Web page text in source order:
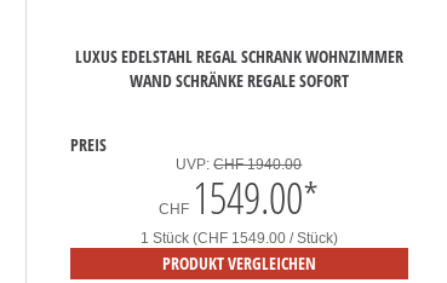
LUXUS EDELSTAHL REGAL SCHRANK WOHNZIMMER
WAND SCHRÄNKE REGALE SOFORT
PREIS
UVP:CHF 1940.00
CHF 1549.00*
1 Stück (CHF 1549.00 / Stück)
PRODUKT VERGLEICHEN